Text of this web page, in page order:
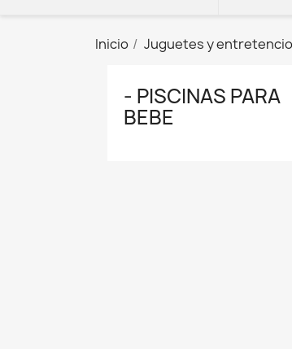
Inicio Juguetes y
- PISCINAS PARA
BEBE